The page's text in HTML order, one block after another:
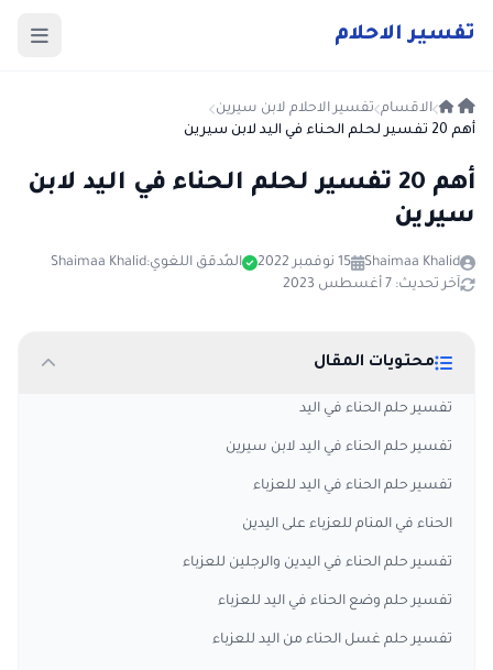
تفسير الاحلام
الاقسام تفسير الاحلام لابن سيرين
أهم 20 تفسير لحلم الحناء في اليد لابن سيرين
أهم 20 تفسير لحلم الحناء في اليد لابن
سيرين
Shaimaa Khalid 15 نوفمبر 2022 المُدقق اللغوي:Shaimaa Khalid
آخر تحديث: 7 أغسطس 2023
محتويات المقال
تفسير حلم الحناء في اليد
تفسير حلم الحناء في اليد لابن سيرين
تفسير حلم الحناء في اليد للعزباء
الحناء في المنام للعزباء على اليدين
تفسير حلم الحناء في اليدين والرجلين للعزباء
تفسير حلم وضع الحناء في اليد للعزباء
تفسير حلم غسل الحناء من اليد للعزباء